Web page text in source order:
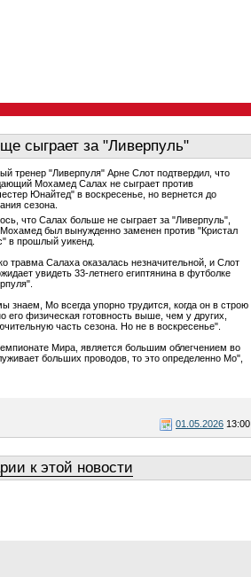
сыграет за "Ливерпуль"
тренер "Ливерпуля" Арне Слот подтвердил, что
Мохамед Салах не сыграет против
Юнайтед" в воскресенье, но вернется до
сезона.
что Салах больше не сыграет за "Ливерпуль",
Мохамед был вынужденно заменен против "Кристал
в прошлый уикенд.
травма Салаха оказалась незначительной, и Слот
увидеть 33-летнего египтянина в футболке
знаем, Мо всегда упорно трудится, когда он в строю
физическая готовность выше, чем у других,
часть сезона. Но не в воскресенье".
Мира, является большим облегчением во
больших проводов, то это определенно Мо",
01.05.2026 13:00
к этой новости